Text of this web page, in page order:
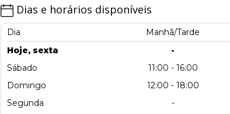
Dias e horários disponíveis
Dia Manhã/Tarde
Hoje, sexta
-
Sábado
11:00 - 16:00
Domingo
12:00 - 18:00
Segunda
-